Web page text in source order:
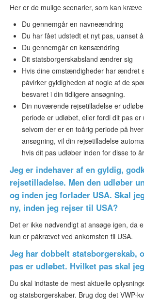
Her er de mulige scenarier, som kan
Du gennemgår en navneændring
Du har fået udstedt et nyt pas, uanset
Du gennemgår en kønsændring
Dit statsborgerskabsland ændrer sig
Hvis dine omstændigheder har ændret
påvirker gyldigheden af nogle af de
besvaret i din tidligere ansøgning.
Din nuværende rejsetilladelse er
periode er udløbet, eller fordi dit pas
selvom der er en toårig periode på
ansøgning, vil din rejsetilladelse
hvis dit pas udløber inden for disse to
Jeg er indehaver af en gyldig,
rejsetilladelse. Men den udløber
og inden jeg forlader USA. Skal
ny, inden jeg rejser til USA?
Det er ikke nødvendigt at ansøge igen, da
kun er påkrævet ved ankomsten til USA.
Jeg har dobbelt statsborgerskab,
pas er udløbet. Hvilket pas skal
Du skal indtaste de mest aktuelle
og statsborgerskaber. Brug dog det VWP-